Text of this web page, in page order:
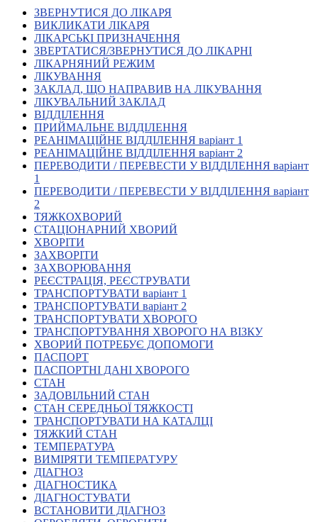
92 роки УТОГ
93 роки УТОГ
Історії та спогади ветеранів УТОГ
Кадрові зміни
Працевлаштування
Про глухих
Постаті в УТОГ
Все про УТОГ: ваші права, послуги та підтримка:
Важлива інформація
Благодійні справи
Історія глухих
Коронавірус
Брифінги
Офіційна інформація
Про УТОГ
Керівництво УТОГ
Громадські ради УТОГ ⩺
Всеукраїнська Рада голів обласних
організацій УТОГ
Всеукраїнська Рада ветеранів УТОГ
Всеукраїнська Рада перекладачів жестової
мови УТОГ
Всеукраїнська Рада директорів УТОГ
Молодіжні лідери УТОГ
Ветерани УТОГ
Мережа УТОГ
Підприємства УТОГ
Рекорди УТОГ
Видання УТОГ
Звіти
Посилання сторінок УТОГ
Контакти
Навчальні програми
Дошкільна освіта
ЗВЕРНУТИСЯ ДО ЛІКАРЯ
ВИКЛИКАТИ ЛІКАРЯ
ЛІКАРСЬКІ ПРИЗНАЧЕННЯ
ЗВЕРТАТИСЯ/ЗВЕРНУТИСЯ ДО ЛІКАРНІ
ЛІКАРНЯНИЙ РЕЖИМ
ЛІКУВАННЯ
ЗАКЛАД, ЩО НАПРАВИВ НА ЛІКУВАННЯ
ЛІКУВАЛЬНИЙ ЗАКЛАД
ВІДДІЛЕННЯ
ПРИЙМАЛЬНЕ ВІДДІЛЕННЯ
РЕАНІМАЦІЙНЕ ВІДДІЛЕННЯ варіант 1
РЕАНІМАЦІЙНЕ ВІДДІЛЕННЯ варіант 2
ПЕРЕВОДИТИ / ПЕРЕВЕСТИ У ВІДДІЛЕННЯ варіант
1
ПЕРЕВОДИТИ / ПЕРЕВЕСТИ У ВІДДІЛЕННЯ варіант
2
ТЯЖКОХВОРИЙ
СТАЦІОНАРНИЙ ХВОРИЙ
ХВОРІТИ
ЗАХВОРІТИ
ЗАХВОРЮВАННЯ
РЕЄСТРАЦІЯ, РЕЄСТРУВАТИ
ТРАНСПОРТУВАТИ варіант 1
ТРАНСПОРТУВАТИ варіант 2
ТРАНСПОРТУВАТИ ХВОРОГО
ТРАНСПОРТУВАННЯ ХВОРОГО НА ВІЗКУ
ХВОРИЙ ПОТРЕБУЄ ДОПОМОГИ
ПАСПОРТ
ПАСПОРТНІ ДАНІ ХВОРОГО
СТАН
ЗАДОВІЛЬНИЙ СТАН
СТАН СЕРЕДНЬОЇ ТЯЖКОСТІ
ТРАНСПОРТУВАТИ НА КАТАЛЦІ
ТЯЖКИЙ СТАН
ТЕМПЕРАТУРА
ВИМІРЯТИ ТЕМПЕРАТУРУ
ДІАГНОЗ
ДІАГНОСТИКА
ДІАГНОСТУВАТИ
ВСТАНОВИТИ ДІАГНОЗ